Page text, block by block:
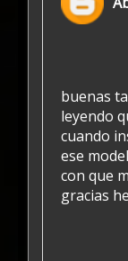
buenas
leyendo
cuando
ese
con que
gracias